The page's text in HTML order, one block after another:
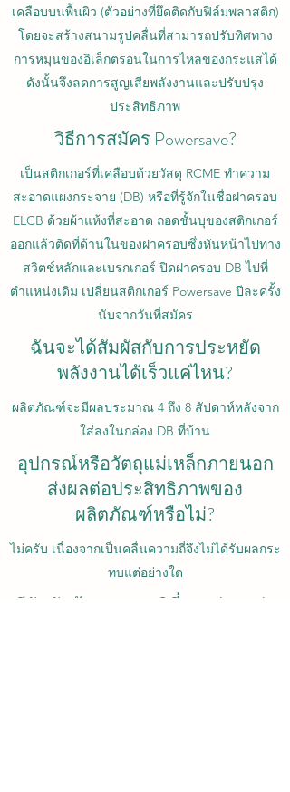
เคลือบบนพื้นผิว (ตัวอย่างที่ยึดติดกับฟิล์มพลาสติก)
โดยจะสร้างสนามรูปคลื่นที่สามารถปรับทิศทาง
การหมุนของอิเล็กตรอนในการไหลของกระแสได้
ดังนั้นจึงลดการสูญเสียพลังงานและปรับปรุง
ประสิทธิภาพ
วิธีการสมัคร Powersave?
เป็นสติกเกอร์ที่เคลือบด้วยวัสดุ RCME ทำความ
สะอาดแผงกระจาย (DB) หรือที่รู้จักในชื่อฝาครอบ
ELCB ด้วยผ้าแห้งที่สะอาด ถอดชั้นบุของสติกเกอร์
ออกแล้วติดที่ด้านในของฝาครอบซึ่งหันหน้าไปทาง
สวิตช์หลักและเบรกเกอร์ ปิดฝาครอบ DB ไปที่
ตำแหน่งเดิม เปลี่ยนสติกเกอร์ Powersave ปีละครั้ง
นับจากวันที่สมัคร
ฉันจะได้สัมผัสกับการประหยัด
พลังงานได้เร็วแค่ไหน?
ผลิตภัณฑ์จะมีผลประมาณ 4 ถึง 8 สัปดาห์หลังจาก
ใส่ลงในกล่อง DB ที่บ้าน
อุปกรณ์หรือวัตถุแม่เหล็กภายนอก
ส่งผลต่อประสิทธิภาพของ
ผลิตภัณฑ์หรือไม่?
ไม่ครับ เนื่องจากเป็นคลื่นความถี่จึงไม่ได้รับผลกระ
ทบแต่อย่างใด
มีปัจจัยด้านอุณหภูมิที่อาจส่งผลต่อ